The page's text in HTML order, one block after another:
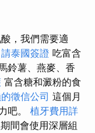
，我們需要適
泰國簽證 吃富含
鈴薯、燕麥、香
富含糖和澱粉的食
徵信公司 這個月
吧。 植牙費用詳
間會使用深層組